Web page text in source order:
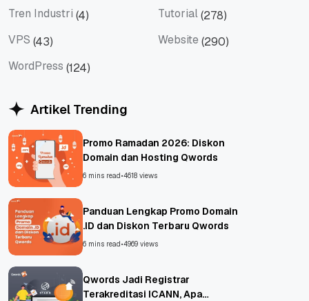
Tren Industri (4) Tutorial(278)
VPS (43) Website (290)
WordPress (124)
Artikel Trending
Promo Ramadan 2026: Diskon
Domain dan Hosting Qwords
6 mins read•4618 views
Panduan Lengkap Promo Domain
.ID dan Diskon Terbaru Qwords
6 mins read•4969 views
Qwords Jadi Registrar
Terakreditasi ICANN, Apa